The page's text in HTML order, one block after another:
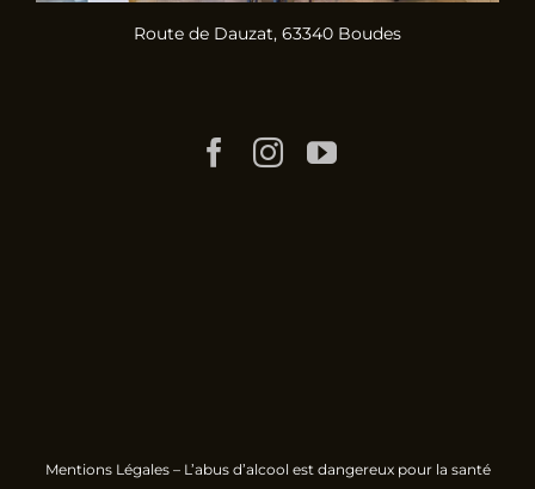
Route de Dauzat, 63340 Boudes
Mentions Légales– L’abus d’alcool est dangereux pour la santé